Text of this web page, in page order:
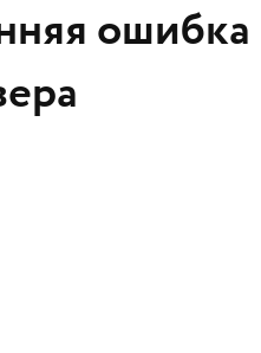
ошибка